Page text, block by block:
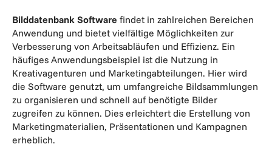
Bilddatenbank Software findet in zahlreichen Bereichen
Anwendung und bietet vielfältige Möglichkeiten zur
Verbesserung von Arbeitsabläufen und Effizienz. Ein
häufiges Anwendungsbeispiel ist die Nutzung in
Kreativagenturen und Marketingabteilungen. Hier wird
die Software genutzt, um umfangreiche Bildsammlungen
zu organisieren und schnell auf benötigte Bilder
zugreifen zu können. Dies erleichtert die Erstellung von
Marketingmaterialien, Präsentationen und Kampagnen
erheblich.